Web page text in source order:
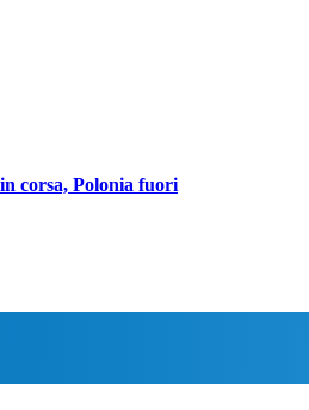
corsa, Polonia fuori